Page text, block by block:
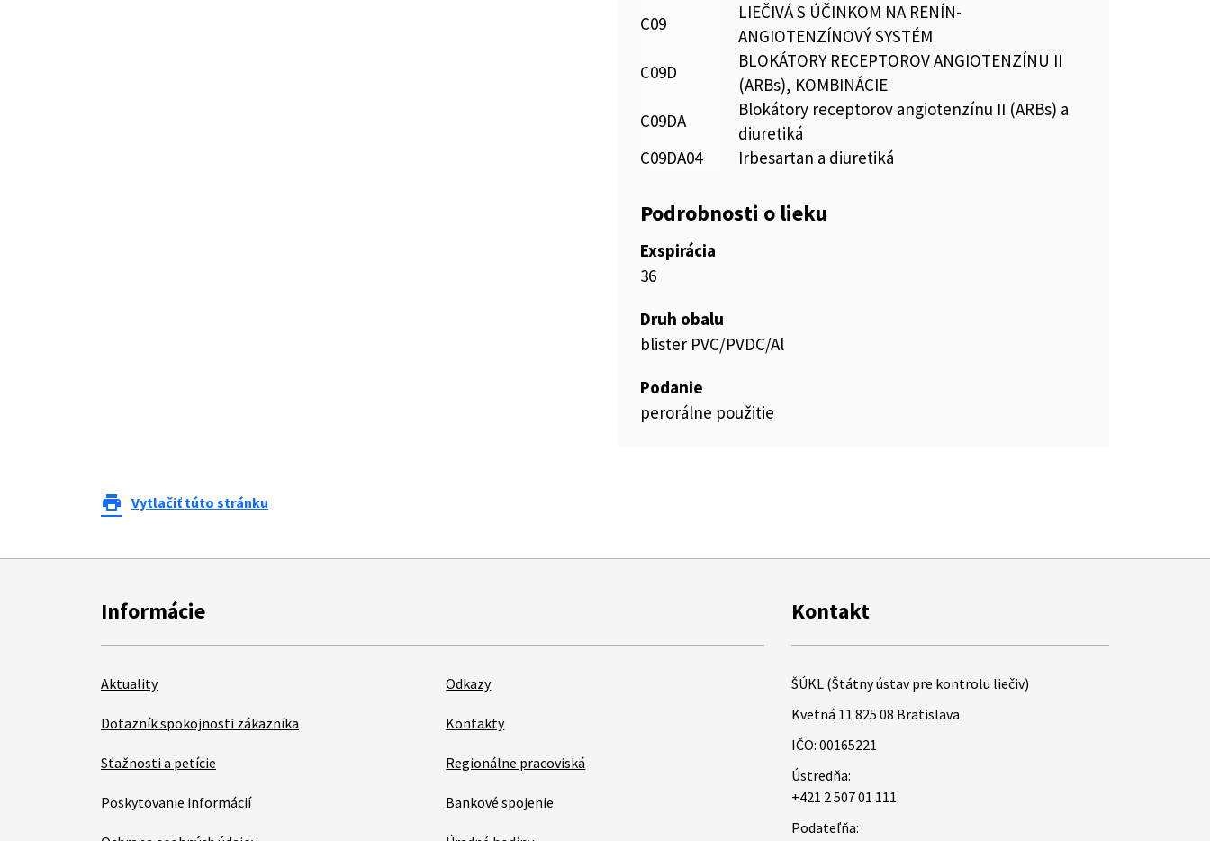
C09
LIEČIVÁ S ÚČINKOM NA RENÍN-
ANGIOTENZÍNOVÝ SYSTÉM
C09D
BLOKÁTORY RECEPTOROV ANGIOTENZÍNU II
(ARBs), KOMBINÁCIE
C09DA
Blokátory receptorov angiotenzínu II (ARBs) a
diuretiká
C09DA04
Irbesartan a diuretiká
Podrobnosti o lieku
Exspirácia
36
Druh obalu
blister PVC/PVDC/Al
Podanie
perorálne použitie
print Vytlačiť túto stránku
Informácie
Aktuality
Dotazník spokojnosti zákazníka
Sťažnosti a petície
Poskytovanie informácií
Odkazy
Kontakty
Regionálne pracoviská
Bankové spojenie
Kontakt
ŠÚKL (Štátny ústav pre kontrolu liečiv)
Kvetná 11 825 08 Bratislava
IČO: 00165221
Ústredňa:
+421 2 507 01 111
Podateľňa: